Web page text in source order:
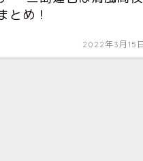
とめ！
2022年3月15